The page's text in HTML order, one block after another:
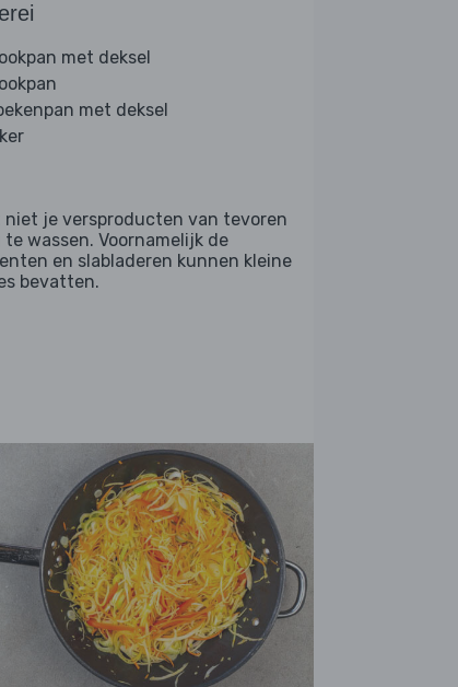
met deksel
met deksel
niet je versproducten van tevoren
wassen. Voornamelijk de
en slabladeren kunnen kleine
bevatten.